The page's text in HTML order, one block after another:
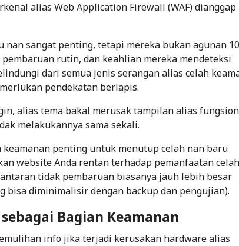
alias Web Application Firewall (WAF) dianggap
nansangat penting, tetapi mereka bukan agunan
rutin, dan keahlian mereka mendeteksi
dari semua jenis serangan alias celah
pendekatan berlapis.
alias tema bakal merusak tampilan alias
melakukannya sama sekali.
keamanan penting untuk menutup celah nan baru
website Anda rentan terhadap pemanfaatan celah
tidak pembaruan biasanya jauh lebih besar
diminimalisir dengan backup dan pengujian).
Bagian Keamanan
info jika terjadi kerusakan hardware alias